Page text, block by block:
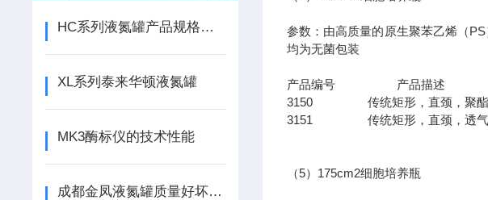
HC系列液氮罐产品规格及贮存量介绍
XL系列泰来华顿液氮罐
MK3酶标仪的技术性能
成都金凤液氮罐质量好坏的判断
参数：由高质量的原生聚苯乙烯（
均为无菌包装
产品编号 产品描述
3150 传统矩形，直颈，聚
3151 传统矩形，直颈，透
（5）175cm2细胞培养瓶